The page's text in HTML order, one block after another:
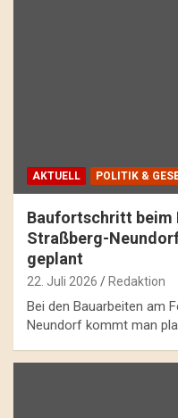
AKTUELL POLITIK &
Baufortschritt beim
Straßberg-
geplant
22. Juli 2026 Redaktion
Bei den Bauarbeiten am
Neundorf kommt man